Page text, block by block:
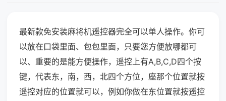
最新款免安装麻将机遥控器完全可以单人操作。你可
以放在口袋里面、包包里面，只要您方便放哪都可
以、重要的是能方便操作，遥控上有A,B,C,D四个按
键，代表东，南，西，北四个方位，座那个位置就按
遥控对应的位置就可以，例如你做在东位置就按遥控